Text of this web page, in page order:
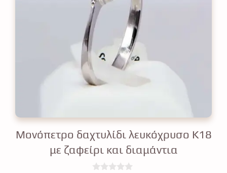
Μονόπετρο δαχτυλίδι λευκόχρυσο Κ18
με ζαφείρι και διαμάντια